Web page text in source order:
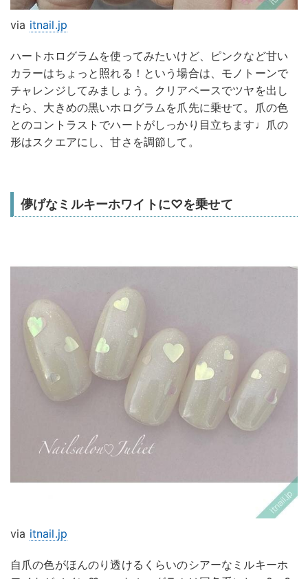
via itnail.jp
ハートホログラムを使ってみたいけど、ピンクなど甘い
カラーはちょっと照れる！という場合は、モノトーンで
チャレンジしてみましょう。クリアベースでツヤを出し
たら、大きめの黒いホログラムを爪先に乗せて。爪の色
とのコントラストでハートがしっかり目立ちます♩爪の
形はスクエアにし、甘さを調節して。
儚げなミルキーホワイトに♡を乗せて
via itnail.jp
自爪の色がほんのり透けるくらいのシアーなミルキーホ